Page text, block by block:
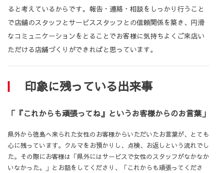
ると考えているからです。報告・連絡・相談をしっかり行うこと
で店舗のスタッフとサービススタッフとの信頼関係を築き、円滑
なコミュニケーションをとることでお客様に気持ちよくご来店い
ただける店舗づくりができればと思っています。
印象に残っている出来事
「『これからも頑張ってね』というお客様からのお言葉」
県外から徳島へ来られた女性のお客様からいただいたお言葉が、とても
心に残っています。クルマをお預かりし、点検、お返しという流れでし
た。その際にお客様は「県外にはサービスで女性のスタッフがなかなか
いなかった。」とお話をしてくださり、「これからも頑張ってくださ